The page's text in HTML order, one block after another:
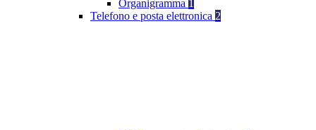
Organigramma 1
Telefono e posta elettronica 2